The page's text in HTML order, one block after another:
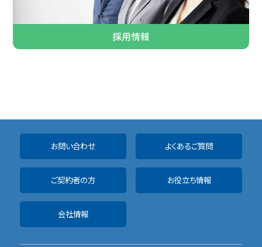
採用情報
お問い合わせ よくあるご質問
ご契約者の方 お役立ち情報
会社情報